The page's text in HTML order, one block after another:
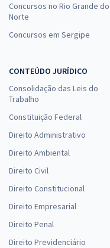
Concursos no Rio Grande do
Norte
Concursos em Sergipe
CONTEÚDO JURÍDICO
Consolidação das Leis do
Trabalho
Constituição Federal
Direito Administrativo
Direito Ambiental
Direito Civil
Direito Constitucional
Direito Empresarial
Direito Penal
Direito Previdenciário